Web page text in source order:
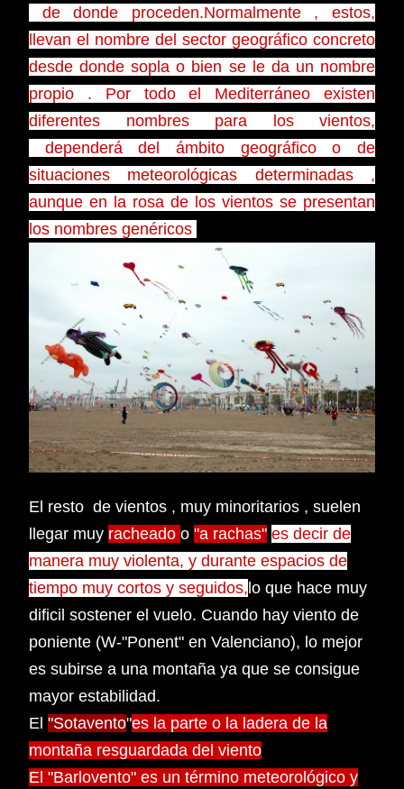
de donde proceden.Normalmente , estos,
llevan el nombre del sector geográfico concreto
desde donde sopla o bien se le da un nombre
propio . Por todo el Mediterráneo existen
diferentes nombres para los vientos,
dependerá del ámbito geográfico o de
situaciones meteorológicas determinadas ,
aunque en la rosa de los vientos se presentan
los nombres genéricos
El resto de vientos , muy minoritarios , suelen
llegar muy racheado o "a rachas" es decir de
manera muy violenta, y durante espacios de
tiempo muy cortos y seguidos, lo que hace muy
dificil sostener el vuelo. Cuando hay viento de
poniente (W-"Ponent" en Valenciano), lo mejor
es subirse a una montaña ya que se consigue
mayor estabilidad.
El "Sotavento"es la parte o la ladera de la
montaña resguardada del viento
El "Barlovento" es un término meteorológico y